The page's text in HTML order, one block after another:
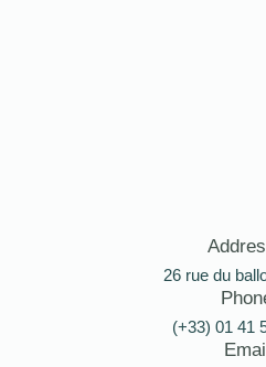
26 rue du
(+33) 01 41